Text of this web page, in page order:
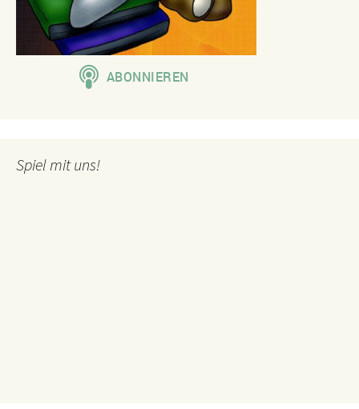
Spiel mit uns!